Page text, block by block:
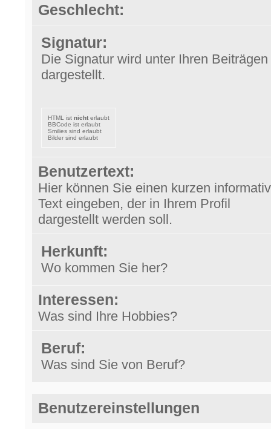
Geschlecht:
Signatur:
Die Signatur wird unter Ihren Beiträgen
dargestellt.
HTML ist nicht erlaubt
BBCode ist erlaubt
Smilies sind erlaubt
Bilder sind erlaubt
Benutzertext:
Hier können Sie einen kurzen
Text eingeben, der in Ihrem Profil
dargestellt werden soll.
Herkunft:
Wo kommen Sie her?
Interessen:
Was sind Ihre Hobbies?
Beruf:
Was sind Sie von Beruf?
Benutzereinstellungen